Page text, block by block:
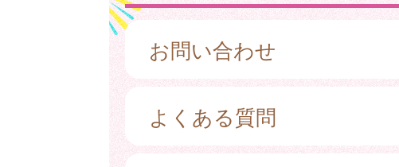
お問い合わせ
よくある質問